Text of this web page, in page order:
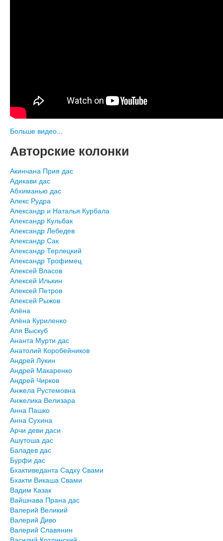
Больше видео...
Авторские колонки
Акинчана Прия дас
Адикави дас
Абхиманью дас
Алекс Рудра
Александр и Наталья Курбала
Александр Кульбак
Александр Лебедев
Александр Сак
Александр Терлецкий
Александр Трофимец
Алексей Власов
Алексей Илькин
Алексей Петров
Алексей Рыжов
Алёна
Алёна Куриленко
Аля Выскуб
Ананта Мурти дас
Анатолий Коробейников
Андрей Лукин
Андрей Макаренко
Андрей Чирков
Анжела Рустемовна
Анжелика Велизара
Анна Пашко
Анна Сухина
Арчи деви даси
Ашутоша дас
Баладев дас
Бурфи дас
Бхактиведанта Садху Свами
Бхакти Викаша Свами
Вадим Казак
Вайшнава Прана дас
Валерий Великий
Валерий Диво
Валерий Славянин